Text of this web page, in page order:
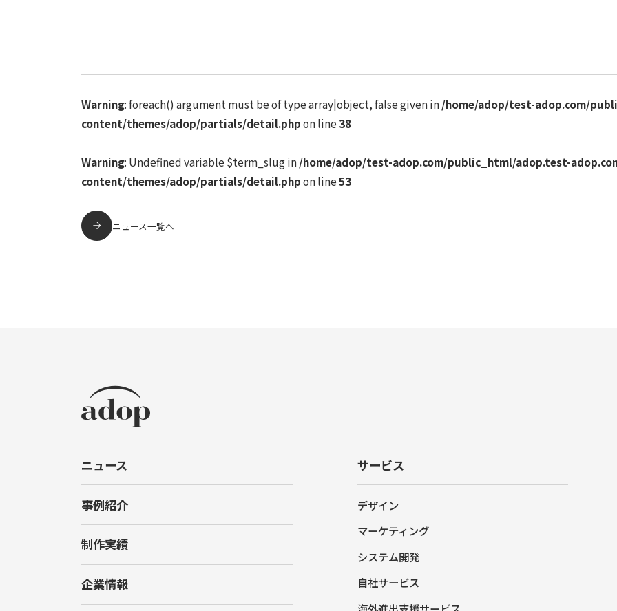
Warning: foreach() argument must be of type array|object, false given in/home/adop/test-adop.com/
content/themes/adop/partials/detail.phpon line38
Warning: Undefined variable $term_slug in/home/adop/test-adop.com/public_html/adop.test-
content/themes/adop/partials/detail.phpon line53
ニュース一覧へ
ニュース
事例紹介
制作実績
企業情報
サービス
デザイン
マーケティング
システム開発
自社サービス
海外進出支援サービス